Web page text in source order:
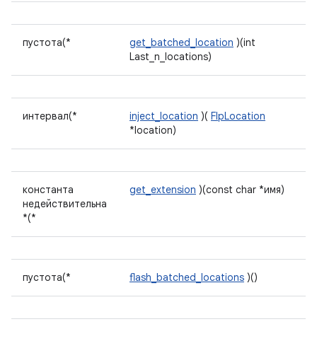
пустота(* get_batched_location )(int
Last_n_locations)
интервал(* inject_location )( FlpLocation
*location)
константа
недействительна
*(*
get_extension )(const char *имя)
пустота(* flash_batched_locations )()